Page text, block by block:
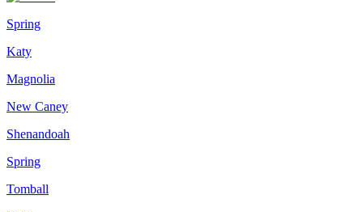
Spring
Katy
Magnolia
New Caney
Shenandoah
Spring
Tomball